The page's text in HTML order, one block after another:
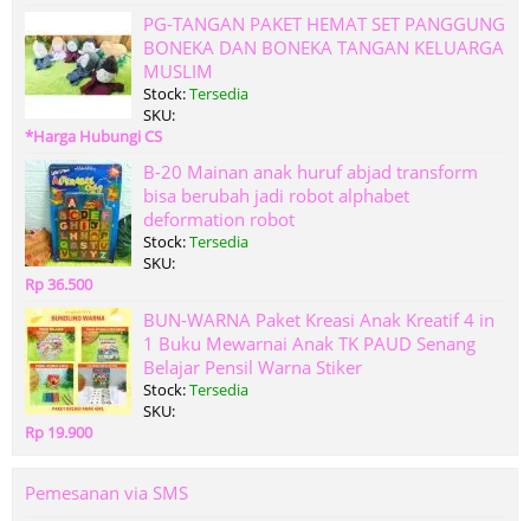
PG-TANGAN PAKET HEMAT SET PANGGUNG
BONEKA DAN BONEKA TANGAN KELUARGA
MUSLIM
Stock:Tersedia
SKU:
*Harga Hubungi CS
B-20 Mainan anak huruf abjad transform
bisa berubah jadi robot alphabet
deformation robot
Stock:Tersedia
SKU:
Rp 36.500
BUN-WARNA Paket Kreasi Anak Kreatif 4 in
1 Buku Mewarnai Anak TK PAUD Senang
Belajar Pensil Warna Stiker
Stock:Tersedia
SKU:
Rp 19.900
Pemesanan via SMS